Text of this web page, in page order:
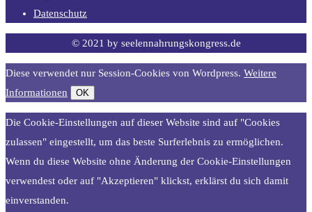
Datenschutz
© 2021 by seelennahrungskongress.de
Diese verwendet nur Session-Cookies von Wordpress. Weitere
Informationen
OK
Die Cookie-Einstellungen auf dieser Website sind auf "Cookies
zulassen" eingestellt, um das beste Surferlebnis zu ermöglichen.
Wenn du diese Website ohne Änderung der Cookie-Einstellungen
verwendest oder auf "Akzeptieren" klickst, erklärst du sich damit
einverstanden.